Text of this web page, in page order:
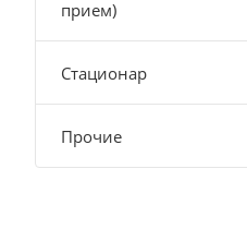
прием)
Стационар
Прочие